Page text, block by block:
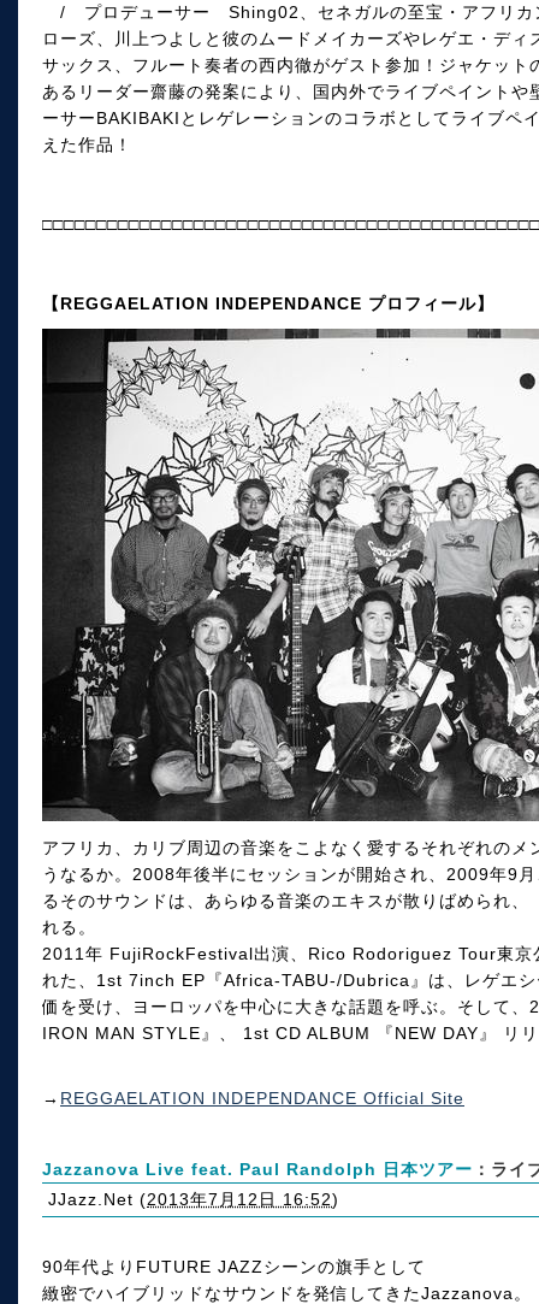
/ プロデューサー Shing02、セネガルの至宝・アフリカ
ローズ、川上つよしと彼のムードメイカーズやレゲエ・デ
サックス、フルート奏者の西内徹がゲスト参加！ジャケッ
あるリーダー齋藤の発案により、国内外でライブペイント
ーサーBAKIBAKIとレゲレーションのコラボとしてライブペ
えた作品！
【REGGAELATION INDEPENDANCE プロフィール】
アフリカ、カリブ周辺の音楽をこよなく愛するそれぞれの
うなるか。2008年後半にセッションが開始され、2009年9
るそのサウンドは、あらゆる音楽のエキスが散りばめられ
れる。
2011年 FujiRockFestival出演、Rico Rodoriguez Tour東
れた、1st 7inch EP『Africa-TABU-/Dubrica』は、レゲエ
価を受け、ヨーロッパを中心に大きな話題を呼ぶ。そして
IRON MAN STYLE』、 1st CD ALBUM 『NEW DAY』 リ
→ REGGAELATION INDEPENDANCE Official Site
Jazzanova Live feat. Paul Randolph 日本ツアー ：ライ
JJazz.Net (2013年7月12日 16:52)
90年代よりFUTURE JAZZシーンの旗手として
緻密でハイブリッドなサウンドを発信してきたJazzanova。